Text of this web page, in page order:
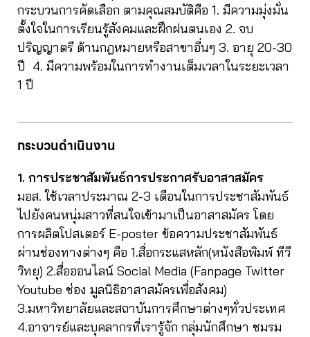
กระบวนการคัดเลือก ตามคุณสมบัติคือ 1. มีความมุ่งมั่น
ตั้งใจในการเรียนรู้สังคมและฝึกฝนตนเอง 2. จบ
ปริญญาตรี ด้านกฎหมายหรือสาขาอื่นๆ 3. อายุ 20-30
ปี 4. มีความพร้อมในการทำงานเต็มเวลาในระยะเวลา
1 ปี
กระบวนดำเนินงาน
1. การประชาสัมพันธ์การประกาศรับอาสาสมัคร
มอส. ใช้เวลาประมาณ 2-3 เดือนในการประชาสัมพันธ์
ไปยังคนหนุ่มสาวที่สนใจเข้ามาเป็นอาสาสมัคร โดย
การผลิตโปสเตอร์ E-poster ข้อความประชาสัมพันธ์
ผ่านช่องทางต่างๆ คือ 1.สื่อกระแสหลัก(หนังสือพิมพ์ ทีวี
วิทยุ) 2.สื่อออนไลน์ Social Media (Fanpage Twitter
Youtube ช่อง มูลนิธิอาสาสมัครเพื่อสังคม)
3.มหาวิทยาลัยและสถาบันการศึกษาต่างๆทั่วประเทศ
4.อาจารย์และบุคลากรที่เรารู้จัก กลุ่มนักศึกษา ชมรม